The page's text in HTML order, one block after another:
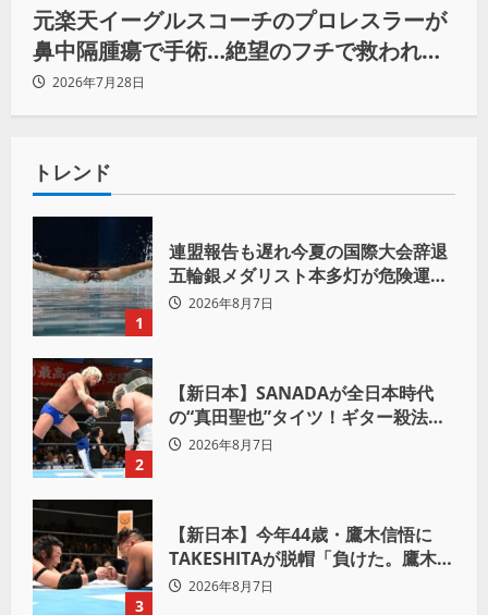
元楽天イーグルスコーチのプロレスラーが
鼻中隔腫瘍で手術…絶望のフチで救われた
リーダーの言葉
2026年7月28日
トレンド
1
連盟報告も遅れ今夏の国際大会辞退
五輪銀メダリスト本多灯が危険運転
致傷で起訴
2026年8月7日
2
【新日本】SANADAが全日本時代
の“真田聖也”タイツ！ギター殺法で
Yuto-IceをKO「俺と闘う時は考え
2026年8月7日
3
【新日本】今年44歳・鷹木信悟に
TAKESHITAが脱帽「負けた。鷹木信
悟、強いわ！」
2026年8月7日